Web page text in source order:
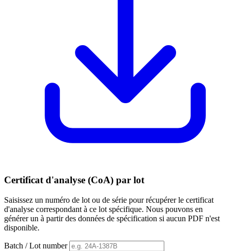
Certificat d'analyse (CoA) par lot
Saisissez un numéro de lot ou de série pour récupérer le certificat
d'analyse correspondant à ce lot spécifique. Nous pouvons en
générer un à partir des données de spécification si aucun PDF n'est
disponible.
Batch / Lot number